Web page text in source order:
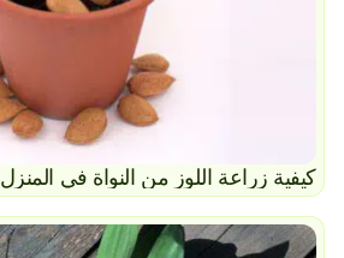
كيفية زراعة اللوز من النواة في المنزل